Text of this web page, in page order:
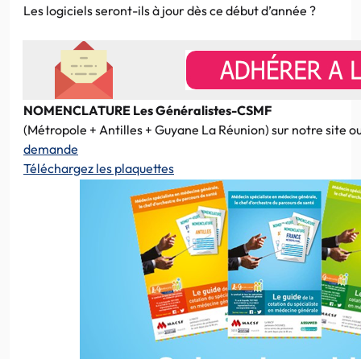
Les logiciels seront-ils à jour dès ce début d’année ?
NOMENCLATURE Les Généralistes-CSMF
(Métropole + Antilles + Guyane La Réunion) sur notre site
demande
Téléchargez les plaquettes